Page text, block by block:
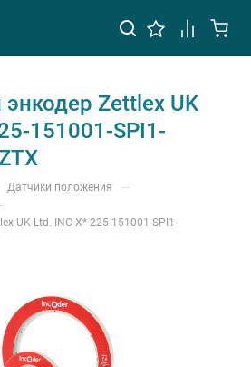
Zettlex UK
151001-SPI1-
Датчики положения —
UK Ltd. INC-X*-225-151001-SPI1-